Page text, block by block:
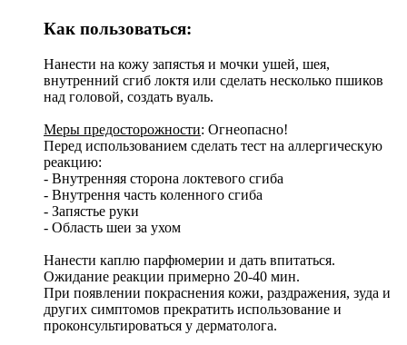
Как пользоваться:
Нанести на кожу запястья и мочки ушей, шея,
внутренний сгиб локтя или сделать несколько пшиков
над головой, создать вуаль.
Меры предосторожности: Огнеопасно!
Перед использованием сделать тест на аллергическую
реакцию:
- Внутренняя сторона локтевого сгиба
- Внутрення часть коленного сгиба
- Запястье руки
- Область шеи за ухом
Нанести каплю парфюмерии и дать впитаться.
Ожидание реакции примерно 20-40 мин.
При появлении покраснения кожи, раздражения, зуда и
других симптомов прекратить использование и
проконсультироваться у дерматолога.